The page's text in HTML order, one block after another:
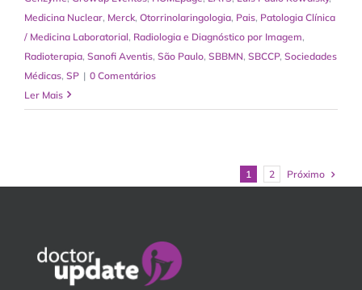
Medicina Nuclear, Merck, Otorrinolaringologia, Pais, Patologia Clínica
/ Medicina Laboratorial, Radiologia e Diagnóstico por Imagem,
Radioterapia, Sanofi Aventis, São Paulo, SBBMN, SBCCP, Sociedades
Médicas, SP | 0 Comentários
Ler Mais
1 2 Próximo